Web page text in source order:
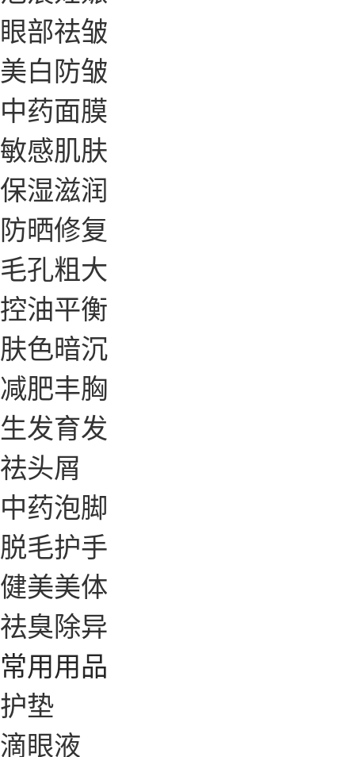
眼部祛皱
美白防皱
中药面膜
敏感肌肤
保湿滋润
防晒修复
毛孔粗大
控油平衡
肤色暗沉
减肥丰胸
生发育发
祛头屑
中药泡脚
脱毛护手
健美美体
祛臭除异
常用用品
护垫
滴眼液